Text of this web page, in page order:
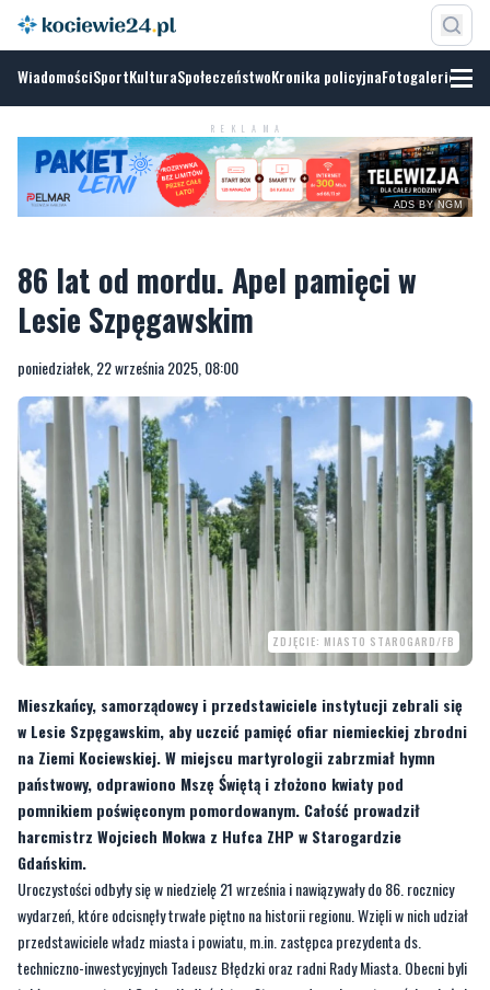
WiadomościSportKulturaSpołeczeństwoKronika policyjnaFotogalerie
REKLAMA
ADS BY NGM
86 lat od mordu. Apel pamięci w
Lesie Szpęgawskim
poniedziałek, 22 września 2025, 08:00
ZDJĘCIE: MIASTO STAROGARD/FB
Mieszkańcy, samorządowcy i przedstawiciele instytucji zebrali się
w Lesie Szpęgawskim, aby uczcić pamięć ofiar niemieckiej zbrodni
na Ziemi Kociewskiej. W miejscu martyrologii zabrzmiał hymn
państwowy, odprawiono Mszę Świętą i złożono kwiaty pod
pomnikiem poświęconym pomordowanym. Całość prowadził
harcmistrz Wojciech Mokwa z Hufca ZHP w Starogardzie
Gdańskim.
Uroczystości odbyły się w niedzielę 21 września i nawiązywały do 86. rocznicy
wydarzeń, które odcisnęły trwałe piętno na historii regionu. Wzięli w nich udział
przedstawiciele władz miasta i powiatu, m.in. zastępca prezydenta ds.
techniczno-inwestycyjnych Tadeusz Błędzki oraz radni Rady Miasta. Obecni byli